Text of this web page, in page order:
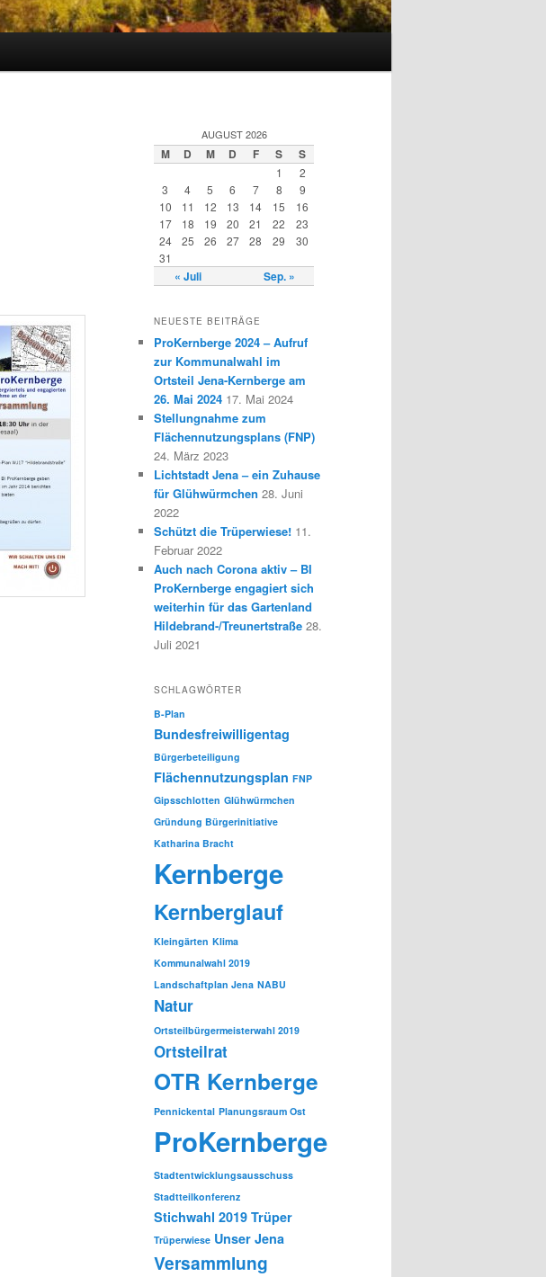
AUGUST 2026
M D M D F S S
1
2
3
4 5 6 7 8
9
10
11 12 13 14 15
16
17
18 19 20 21 22
23
24
25 26 27 28 29
30
31
« Juli Sep. »
NEUESTE BEITRÄGE
ProKernberge 2024 – Aufruf
zur Kommunalwahl im
Ortsteil Jena-Kernberge am
26. Mai 2024 17. Mai 2024
Stellungnahme zum
Flächennutzungsplans (FNP)
24. März 2023
Lichtstadt Jena – ein Zuhause
für Glühwürmchen 28. Juni
2022
Schützt die Trüperwiese! 11.
Februar 2022
Auch nach Corona aktiv – BI
ProKernberge engagiert sich
weiterhin für das Gartenland
Hildebrand-/Treunertstraße 28.
Juli 2021
SCHLAGWÖRTER
B-Plan
Bundesfreiwilligentag
Bürgerbeteiligung
Flächennutzungsplan FNP
Gipsschlotten Glühwürmchen
Gründung Bürgerinitiative
Katharina Bracht
Kernberge
Kernberglauf
Kleingärten Klima
Kommunalwahl 2019
Landschaftplan Jena NABU
Natur
Ortsteilbürgermeisterwahl 2019
Ortsteilrat
OTR Kernberge
Pennickental Planungsraum Ost
ProKernberge
Stadtentwicklungsausschuss
Stadtteilkonferenz
Stichwahl 2019 Trüper
Trüperwiese Unser Jena
Versammlung